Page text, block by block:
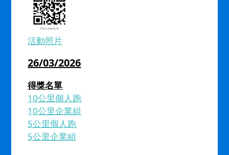
活動照片
26/03/2026
得獎名單
10公里個人跑
10公里企業組
5公里個人跑
5公里企業組